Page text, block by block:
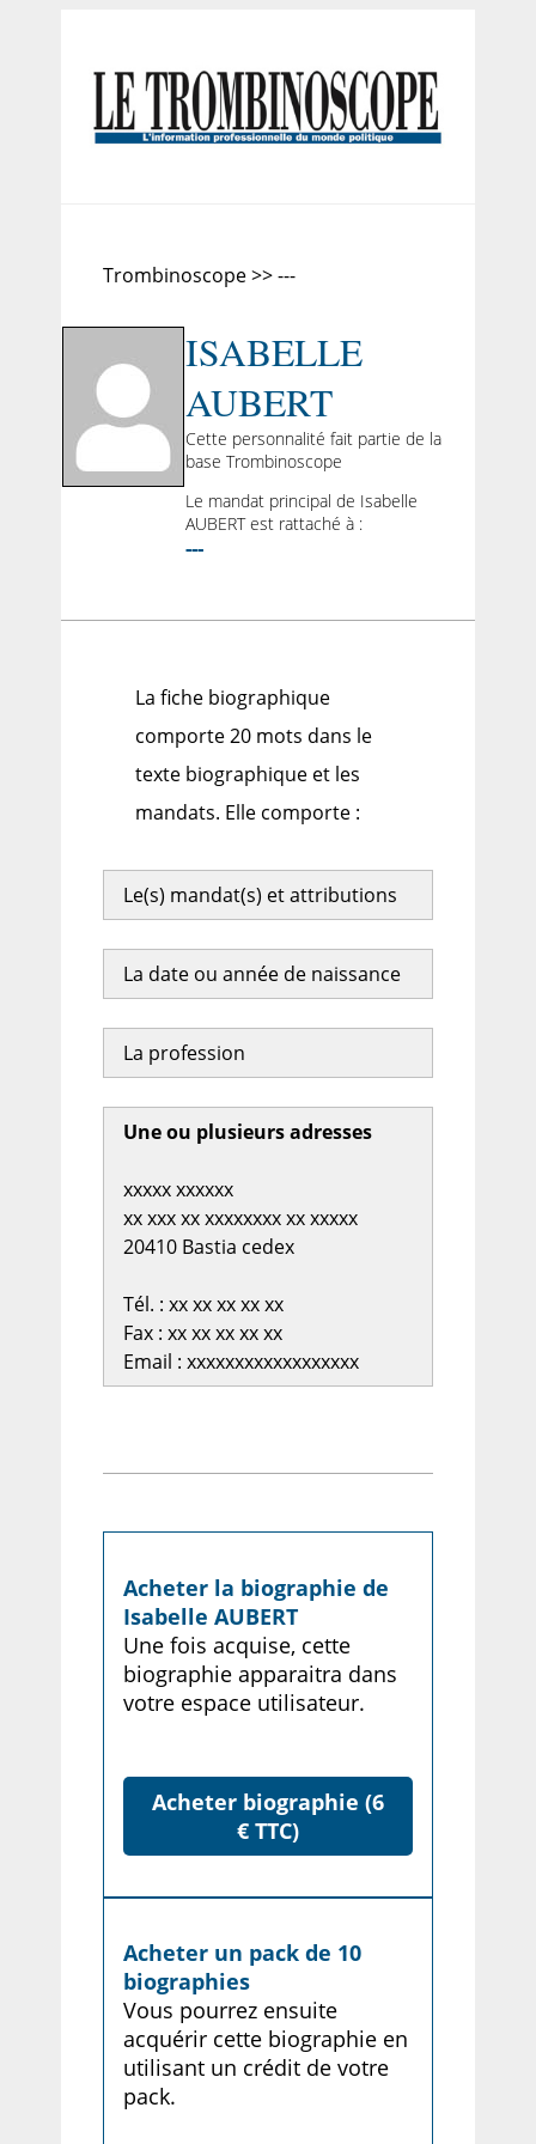
Trombinoscope >> ---
ISABELLE
AUBERT
Cette personnalité fait partie de la
base Trombinoscope
Le mandat principal de Isabelle
AUBERT est rattaché à :
---
La fiche biographique
comporte 20 mots dans le
texte biographique et les
mandats. Elle comporte :
Le(s) mandat(s) et attributions
La date ou année de naissance
La profession
Une ou plusieurs adresses
xxxxx xxxxxx
xx xxx xx xxxxxxxx xx xxxxx
20410 Bastia cedex
Tél. : xx xx xx xx xx
Fax : xx xx xx xx xx
Email : xxxxxxxxxxxxxxxxxx
Acheter la biographie de
Isabelle AUBERT
Une fois acquise, cette
biographie apparaitra dans
votre espace utilisateur.
Acheter biographie (6
€ TTC)
Acheter un pack de 10
biographies
Vous pourrez ensuite
acquérir cette biographie en
utilisant un crédit de votre
pack.